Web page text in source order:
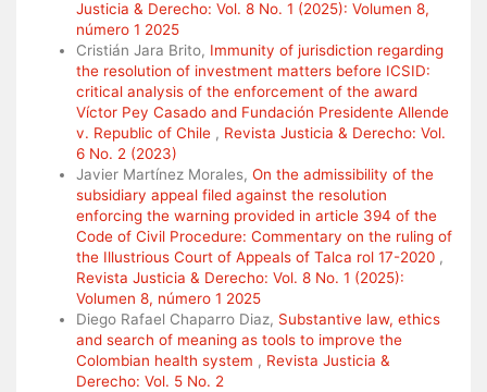
Justicia & Derecho: Vol. 8 No. 1 (2025): Volumen 8,
número 1 2025
Cristián Jara Brito, Immunity of jurisdiction regarding
the resolution of investment matters before ICSID:
critical analysis of the enforcement of the award
Víctor Pey Casado and Fundación Presidente Allende
v. Republic of Chile , Revista Justicia & Derecho: Vol.
6 No. 2 (2023)
Javier Martínez Morales, On the admissibility of the
subsidiary appeal filed against the resolution
enforcing the warning provided in article 394 of the
Code of Civil Procedure: Commentary on the ruling of
the Illustrious Court of Appeals of Talca rol 17-2020 ,
Revista Justicia & Derecho: Vol. 8 No. 1 (2025):
Volumen 8, número 1 2025
Diego Rafael Chaparro Diaz, Substantive law, ethics
and search of meaning as tools to improve the
Colombian health system , Revista Justicia &
Derecho: Vol. 5 No. 2